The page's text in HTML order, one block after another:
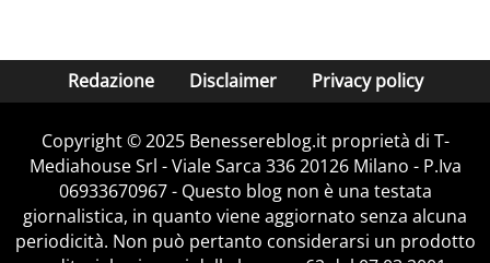
Redazione Disclaimer Privacy policy
Copyright © 2025 Benessereblog.it proprietà di T-
Mediahouse Srl - Viale Sarca 336 20126 Milano - P.Iva
06933670967 - Questo blog non è una testata
giornalistica, in quanto viene aggiornato senza alcuna
periodicità. Non può pertanto considerarsi un prodotto